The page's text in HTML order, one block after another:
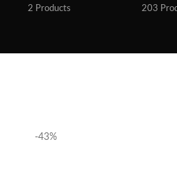
2 Products 203
-43%